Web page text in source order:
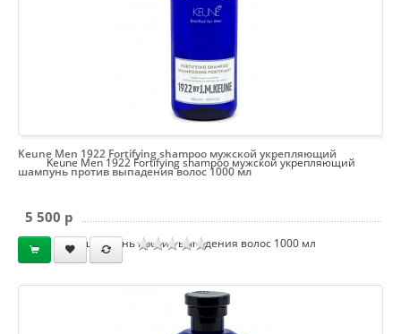
Keune Men 1922 Fortifying shampoo мужской укрепляющий
шампунь против выпадения волос 1000 мл
Keune Men 1922 Fortifying shampoo мужской укрепляющий
шампунь против выпадения волос 1000 мл
5 500 p